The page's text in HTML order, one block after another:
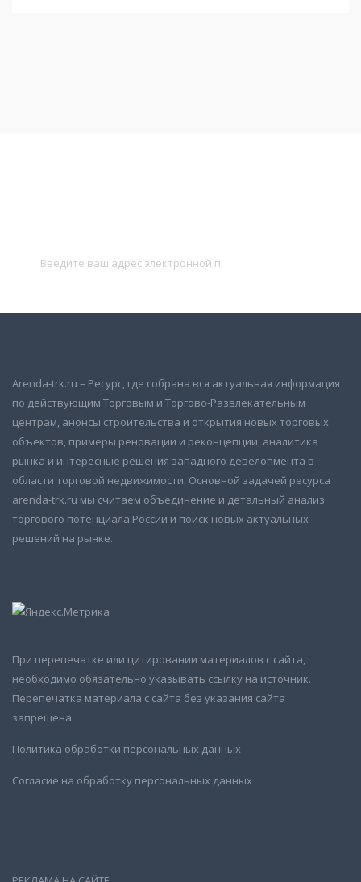
Arenda-trk.ru – Ресурс, где собрана вся актуальная информация
по действующим Торговым и Торгово-Развлекательным
центрам, анонсы строительства и открытия новых торговых
объектов, примеры реновации и реконцепции, аналитика
рынка и интересные решения западного девелопмента в
области торговой недвижимости. Основной задачей ресурса
arenda-trk.ru мы считаем объединение и детальный анализ
торгового потенциала России и поиск новых актуальных
решений на рынке.
При перепечатке или цитировании материалов с сайта,
необходимо обязательно указывать ссылку на источник.
Перепечатка материала с сайта без указания сайта
запрещена.
Политика обработки персональных данных
Согласие на обработку персональных данных